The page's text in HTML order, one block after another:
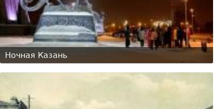
Ночная Казань